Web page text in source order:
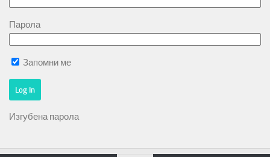
Парола
Запомни ме
Изгубена парола